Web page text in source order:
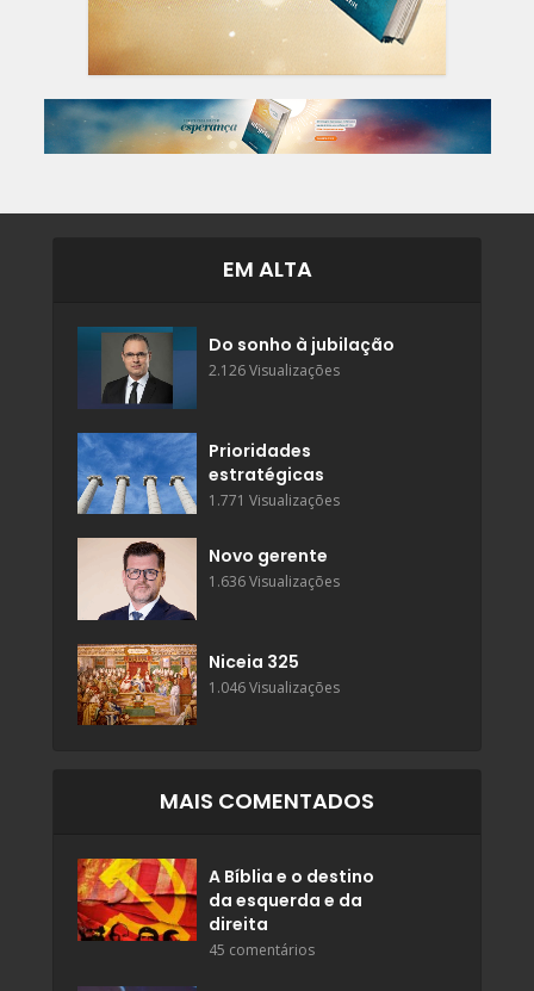
EM ALTA
Do sonho à jubilação
2.126 Visualizações
Prioridades
estratégicas
1.771 Visualizações
Novo gerente
1.636 Visualizações
Niceia 325
1.046 Visualizações
MAIS COMENTADOS
A Bíblia e o destino
da esquerda e da
direita
45 comentários